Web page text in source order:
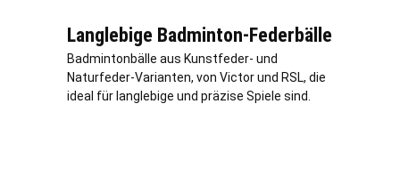
Langlebige Badminton-Federbälle
Badmintonbälle aus Kunstfeder- und
Naturfeder-Varianten, von Victor und RSL, die
ideal für langlebige und präzise Spiele sind.